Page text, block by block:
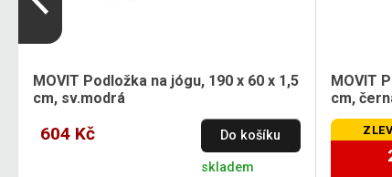
MOVIT Podložka na jógu, 190 x 60 x 1,5
cm, sv.modrá
604 Kč Do košíku
skladem
MOVIT
cm,